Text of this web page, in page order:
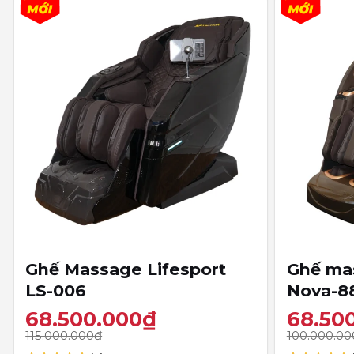
Ghế Massage Lifesport
LS-006
68.500.000₫
115.000.000₫
Ghế
Nova-